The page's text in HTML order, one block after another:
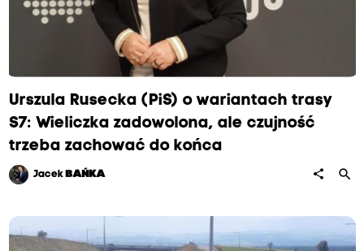
Urszula Rusecka (PiS) o wariantach trasy
S7: Wieliczka zadowolona, ale czujność
trzeba zachować do końca
Jacek BAŃKA share search